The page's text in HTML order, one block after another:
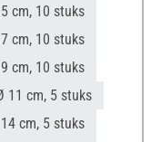
cm, 10 stuks
cm, 10 stuks
cm, 10 stuks
11 cm, 5 stuks
cm, 5 stuks